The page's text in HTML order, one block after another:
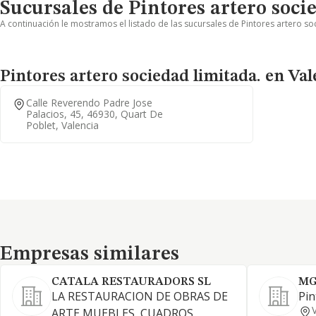
Sucursales de Pintores artero
A continuación le mostramos el listado de las sucursales de Pintores artero
Pintores artero sociedad limitada. en
Calle Reverendo Padre Jose
Palacios, 45, 46930, Quart De
Poblet, Valencia
Empresas similares
Empresas similares
CATALA RESTAURADORS SL
LA RESTAURACION DE OBRAS DE